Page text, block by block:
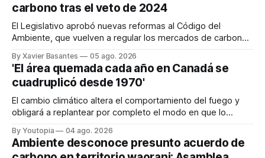
carbono tras el veto de 2024
El Legislativo aprobó nuevas reformas al Código del
Ambiente, que vuelven a regular los mercados de carbono,
By Xavier Basantes 05 ago. 2026
'El área quemada cada año en Canadá se
cuadruplicó desde 1970'
El cambio climático altera el comportamiento del fuego y
obligará a replantear por completo el modo en que lo
By Youtopia 04 ago. 2026
Ambiente desconoce presunto acuerdo de